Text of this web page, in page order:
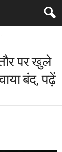
पर खुले
बंद, पढ़ें